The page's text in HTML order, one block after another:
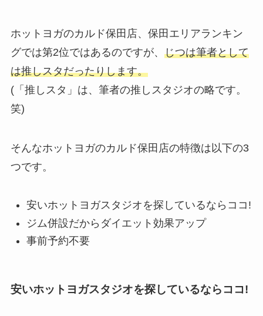
ホットヨガのカルド保田店、保田エリアランキン
グでは第2位ではあるのですが、 じつは筆者として
は推しスタだったりします。
(「推しスタ」は、筆者の推しスタジオの略です。
笑)
そんなホットヨガのカルド保田店の特徴は以下の3
つです。
安いホットヨガスタジオを探しているならココ!
ジム併設だからダイエット効果アップ
事前予約不要
安いホットヨガスタジオを探しているならココ!